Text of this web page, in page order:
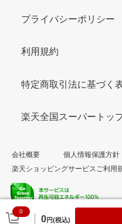
0
0円(税込)
プライバシーポリシー
利用規約
特定商取引法に基づく
楽天全国スーパートッ
会社概要
個人情報保護方針
楽天ショッピングサービスご利用
© Rakuten Group, Inc.